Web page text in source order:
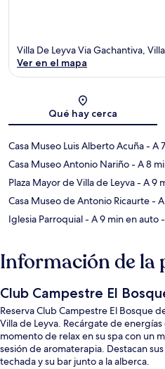
Villa De Leyva Via Gachantiva,
Ver en el mapa
Qué hay cerca
Casa Museo Luis Alberto Acuña- A
Casa Museo Antonio Nariño- A 8
Plaza Mayor de Villa de Leyva- A 9
Casa Museo de Antonio Ricaurte-
Iglesia Parroquial- A 9 min en auto
Información de la
Club Campestre El
Reserva Club Campestre El Bosque
Villa de Leyva. Recárgate de
momento de relax en su spa con un
sesión de aromaterapia. Destacan
techada y su bar junto a la alberca.